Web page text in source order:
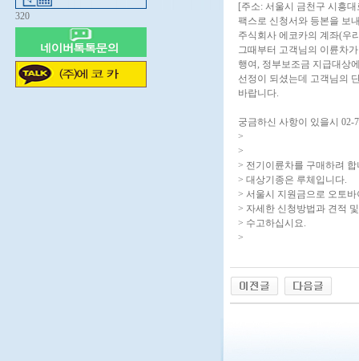
320
[주소: 서울시 금천구 시흥
팩스로 신청서와 등본을 보
주식회사 에코카의 계좌(우
그때부터 고객님의 이륜차
행여, 정부보조금 지급대상
선정이 되셨는데 고객님의
바랍니다.
궁금하신 사항이 있을시 02-
>
>
> 전기이륜차를 구매하려 합
> 대상기종은 루체입니다.
> 서울시 지원금으로 오토
> 자세한 신청방법과 견적
> 수고하십시요.
>